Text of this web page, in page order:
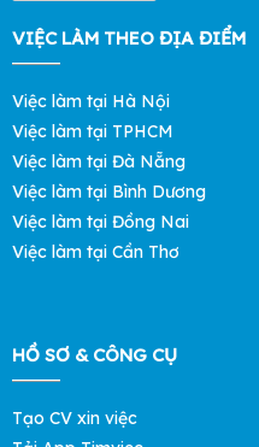
VIỆC LÀM THEO ĐỊA ĐIỂM
Việc làm tại Hà Nội
Việc làm tại TPHCM
Việc làm tại Đà Nẵng
Việc làm tại Bình Dương
Việc làm tại Đồng Nai
Việc làm tại Cần Thơ
HỒ SƠ & CÔNG CỤ
Tạo CV xin việc